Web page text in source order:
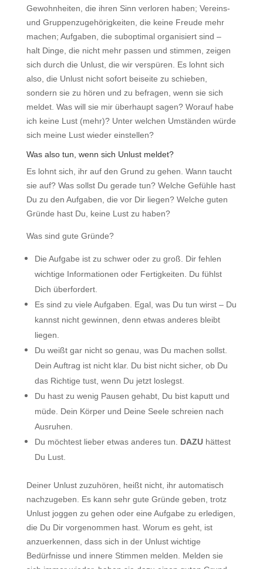
Gewohnheiten, die ihren Sinn verloren haben; Vereins-
und Gruppenzugehörigkeiten, die keine Freude mehr
machen; Aufgaben, die suboptimal organisiert sind –
halt Dinge, die nicht mehr passen und stimmen, zeigen
sich durch die Unlust, die wir verspüren. Es lohnt sich
also, die Unlust nicht sofort beiseite zu schieben,
sondern sie zu hören und zu befragen, wenn sie sich
meldet. Was will sie mir überhaupt sagen? Worauf habe
ich keine Lust (mehr)? Unter welchen Umständen würde
sich meine Lust wieder einstellen?
Was also tun, wenn sich Unlust meldet?
Es lohnt sich, ihr auf den Grund zu gehen. Wann taucht
sie auf? Was sollst Du gerade tun? Welche Gefühle hast
Du zu den Aufgaben, die vor Dir liegen? Welche guten
Gründe hast Du, keine Lust zu haben?
Was sind gute Gründe?
Die Aufgabe ist zu schwer oder zu groß. Dir fehlen
wichtige Informationen oder Fertigkeiten. Du fühlst
Dich überfordert.
Es sind zu viele Aufgaben. Egal, was Du tun wirst – Du
kannst nicht gewinnen, denn etwas anderes bleibt
liegen.
Du weißt gar nicht so genau, was Du machen sollst.
Dein Auftrag ist nicht klar. Du bist nicht sicher, ob Du
das Richtige tust, wenn Du jetzt loslegst.
Du hast zu wenig Pausen gehabt, Du bist kaputt und
müde. Dein Körper und Deine Seele schreien nach
Ausruhen.
Du möchtest lieber etwas anderes tun. DAZUhättest
Du Lust.
Deiner Unlust zuzuhören, heißt nicht, ihr automatisch
nachzugeben. Es kann sehr gute Gründe geben, trotz
Unlust joggen zu gehen oder eine Aufgabe zu erledigen,
die Du Dir vorgenommen hast. Worum es geht, ist
anzuerkennen, dass sich in der Unlust wichtige
Bedürfnisse und innere Stimmen melden. Melden sie